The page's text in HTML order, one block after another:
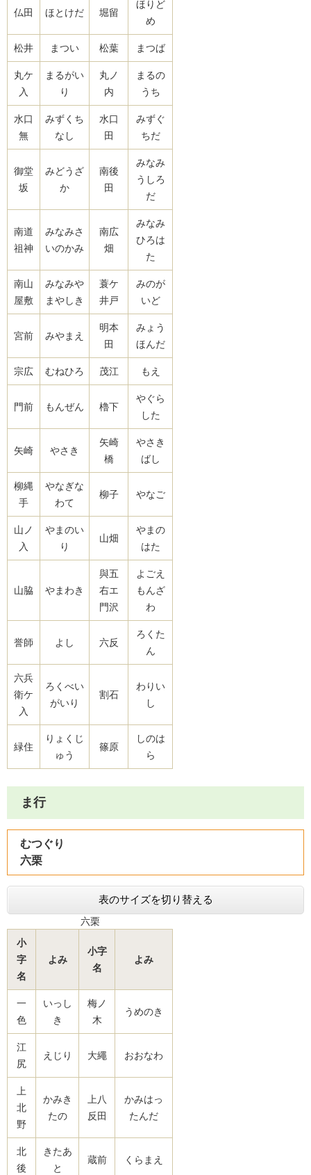
仏田 ほとけだ 堀留
ほりど
め
松井 まつい 松葉 まつば
丸ケ
入
まるがい
り
丸ノ
内
まるの
うち
水口
無
みずくち
なし
水口
田
みずぐ
ちだ
御堂
坂
みどうざ
か
南後
田
みなみ
うしろ
だ
南道
祖神
みなみさ
いのかみ
南広
畑
みなみ
ひろは
た
南山
屋敷
みなみや
まやしき
蓑ケ
井戸
みのが
いど
宮前 みやまえ
明本
田
みょう
ほんだ
宗広 むねひろ 茂江 もえ
門前 もんぜん 櫓下
やぐら
した
矢崎 やさき
矢崎
橋
やさき
ばし
柳縄
手
やなぎな
わて
柳子 やなご
山ノ
入
やまのい
り
山畑
やまの
はた
山脇 やまわき
與五
右エ
門沢
よごえ
もんざ
わ
誉師 よし 六反
ろくた
ん
六兵
衛ケ
入
ろくべい
がいり
割石
わりい
し
緑住
りょくじ
ゅう
篠原
しのは
ら
ま行
むつぐり
六栗
表のサイズを切り替える
六栗
小
字
名
よみ
小字
名
よみ
一
色
いっし
き
梅ノ
木
うめのき
江
尻
えじり 大繩 おおなわ
上
北
野
かみき
たの
上八
反田
かみはっ
たんだ
北
後
きたあ
と
蔵前 くらまえ